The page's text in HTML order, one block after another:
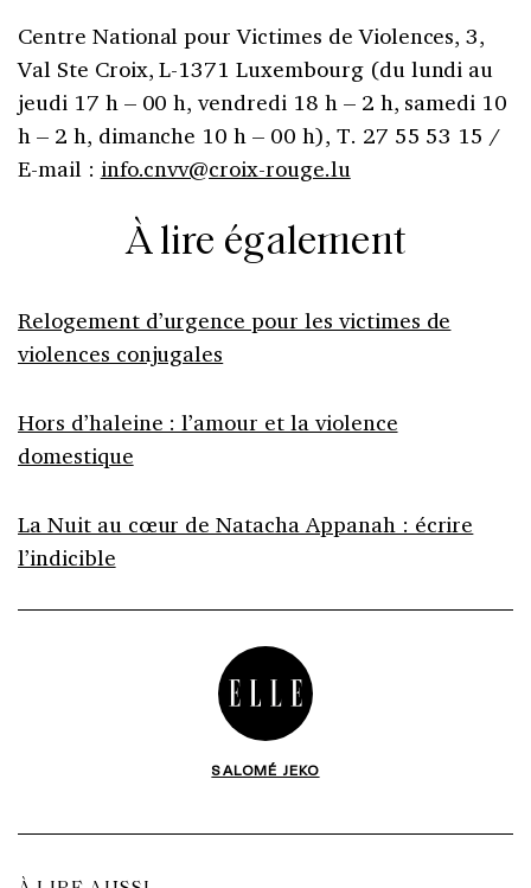
Centre National pour Victimes de Violences, 3,
Val Ste Croix, L-1371 Luxembourg (du lundi au
jeudi 17 h – 00 h, vendredi 18 h – 2 h, samedi 10
h – 2 h, dimanche 10 h – 00 h), T. 27 55 53 15 /
E-mail : info.cnvv@croix-rouge.lu
À lire également
Relogement d’urgence pour les victimes de
violences conjugales
Hors d’haleine : l’amour et la violence
domestique
La Nuit au cœur de Natacha Appanah : écrire
l’indicible
SALOMÉ JEKO